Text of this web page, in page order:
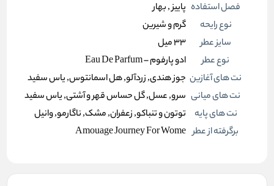
فصل استفاده پاییز , بهار
نوع رایحه
گرم و شیرین
سایز عطر
33 میل
نوع عطر
ادو پارفوم – Eau De Parfum
نت های آغازین جوز هندی, زردآلو, هل اسمانتوس, یاس سفید
نت های میانی سرو, عسل, گل حساس قهر و آشتی, یاس سفید
نت های پایه
توتون و تنباکو, زعفران, مشک, ناگارمو, وانیل
برگرفته از عطر Amouage Journey For Wome